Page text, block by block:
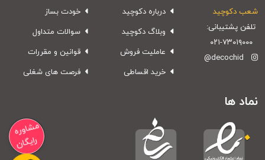
شعب دکوچید
تلفن پشتیبانی:
۰۲۱-۷۳۰۱۹۰۰۰
@decochid
درباره دکوچید
وبلاگ دکوچید
عاملیت فروش
خرید اقساطی
خودت بساز
سوالات متداول
قوانین و مقررات
فرصت های شغلی
نماد ها
مشاوره
رایگان